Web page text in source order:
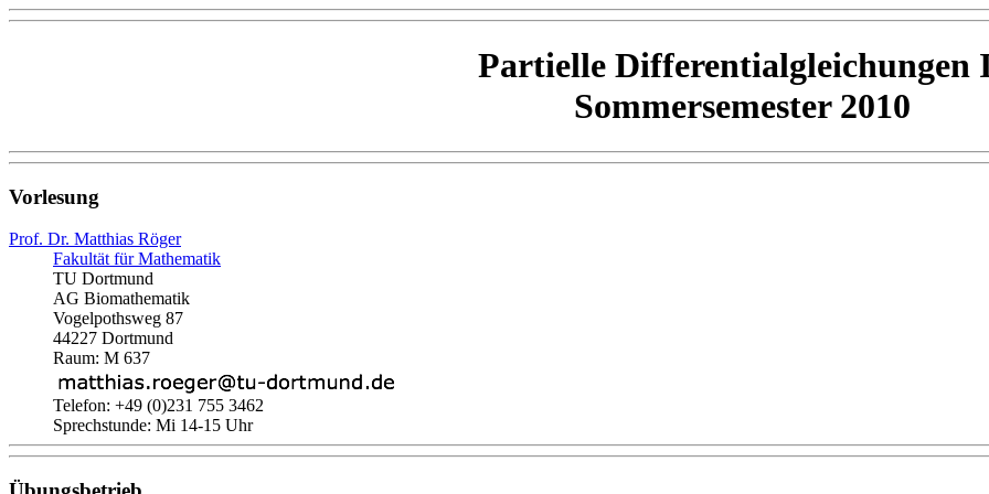
Partielle Differentialgleichungen
Sommersemester 2010
Vorlesung
Prof. Dr. Matthias Röger
Fakultät für Mathematik
TU Dortmund
AG Biomathematik
Vogelpothsweg 87
44227 Dortmund
Raum: M 637
Telefon: +49 (0)231 755 3462
Sprechstunde: Mi 14-15 Uhr